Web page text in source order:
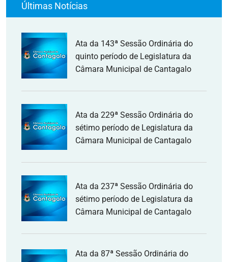
Últimas Notícias
Ata da 143ª Sessão Ordinária do
quinto período de Legislatura da
Câmara Municipal de Cantagalo
Ata da 229ª Sessão Ordinária do
sétimo período de Legislatura da
Câmara Municipal de Cantagalo
Ata da 237ª Sessão Ordinária do
sétimo período de Legislatura da
Câmara Municipal de Cantagalo
Ata da 87ª Sessão Ordinária do